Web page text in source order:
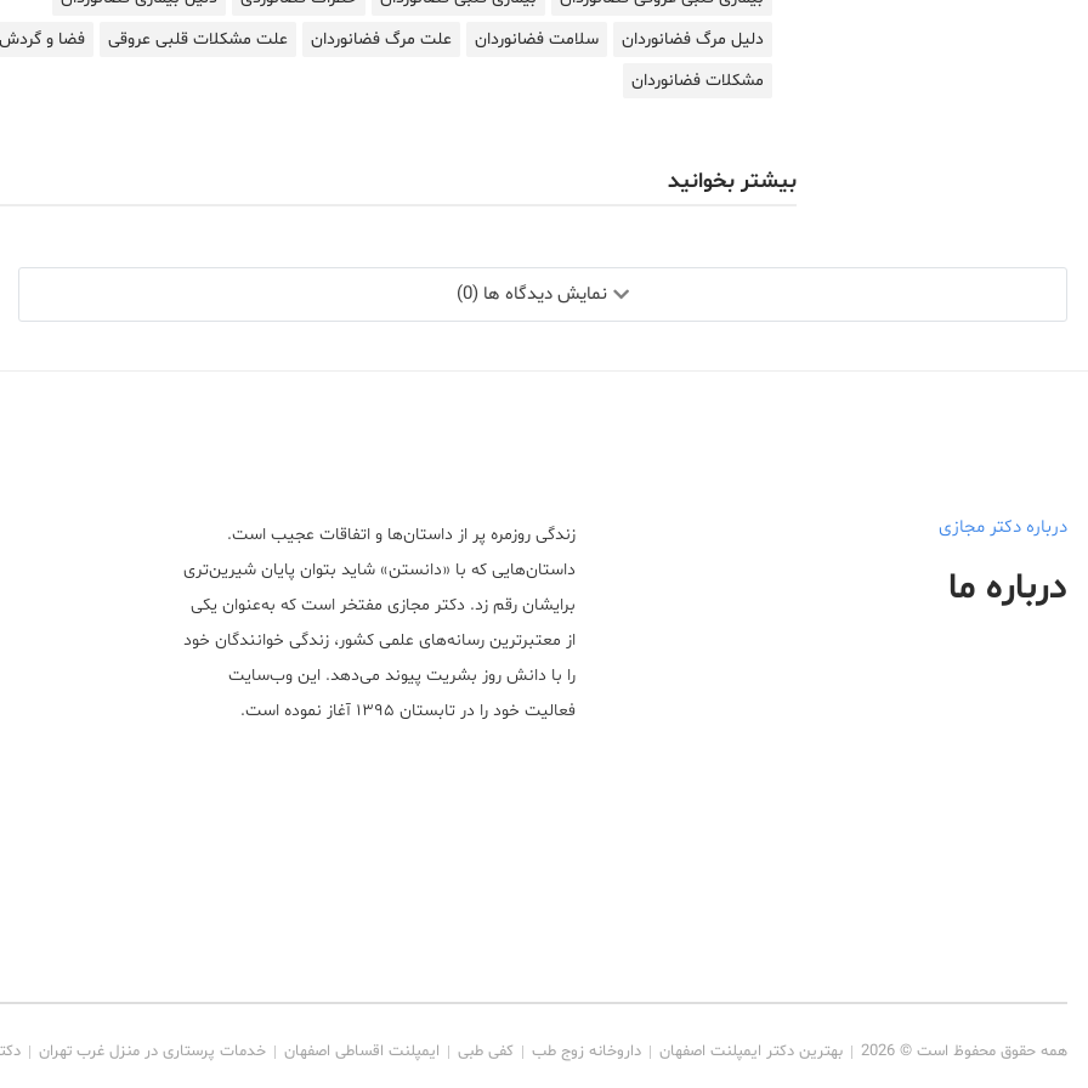
دلیل مرگ فضانوردان
سلامت فضانوردان علت مرگ فضانوردان علت مشکلات قلبی عروقی
فضا و
مشکلات فضانوردان
بیشتر بخوانید
نمایش دیدگاه ها (0)
درباره دکتر مجازی
درباره ما
زندگی روزمره پر از داستان‌ها و اتفاقات عجیب است.
داستان‌هایی که با «دانستن» شاید بتوان پایان شیرین‌تری
برایشان رقم زد. دکتر مجازی مفتخر است که به‌عنوان یکی
از معتبر‌ترین رسانه‌های علمی کشور، زندگی خوانندگان خود
را با دانش روز بشریت پیوند می‌دهد. این وب‌سایت
فعالیت خود را در تابستان ۱۳۹۵ آغاز نموده است.
همه حقوق محفوظ است © 2026 بهترین دکتر ایمپلنت اصفهان داروخانه زوج طب کفی طبی ایمپلنت اقساطی اصفهان خدمات پرستاری در منزل غرب تهران